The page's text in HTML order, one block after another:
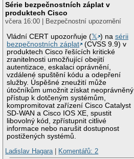
Série bezpečnostních záplat v
produktech Cisco
včera 16:00 | Bezpečnostní upozornění
Vládní CERT upozorňuje (𝕏 ) nasérii
bezpečnostních záplat
(CVSS 9.9) v
produktech Cisco řešících kritické
zranitelnosti umožňující obejití
autentizace, eskalaci oprávnění,
vzdálené spuštění kódu a odepření
služby. Úspěšné zneužití může
útočníkům umožnit získat neoprávněný
přístup k dotčeným systémům,
kompromitovat zařízení Cisco Catalyst
SD-WAN a Cisco IOS XE, spustit
libovolný kód, zpřístupnit citlivé
informace nebo narušit dostupnost
postižených systémů.
Ladislav Hagara| Komentářů: 2